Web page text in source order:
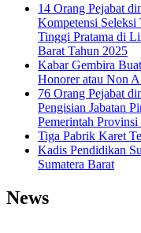
14 Orang Pejabat
Kompetensi Seleksi
Tinggi Pratama di
Barat Tahun 2025
Kabar Gembira
Honorer atau Non
76 Orang Pejabat
Pengisian Jabatan
Pemerintah
Tiga Pabrik Karet
Kadis Pendidikan
Sumatera Barat
News